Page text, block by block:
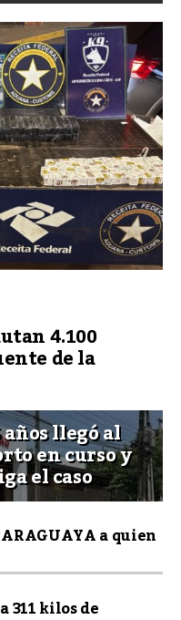
4.100
de la
llegó al
en curso y
el caso
a quien
311 kilos de